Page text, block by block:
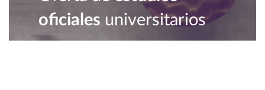
oficiales universitarios